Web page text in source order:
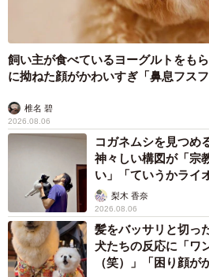
飼い主が食べているヨーグルトをも
に拗ねた顔がかわいすぎ「鼻息フス
椎名 碧
2026.08.06
コガネムシを見つめ
神々しい構図が「
い」「ていうかライ
梨木 香奈
2026.08.06
髪をバッサリと切っ
犬たちの反応に「ワ
（笑）」「困り顔が